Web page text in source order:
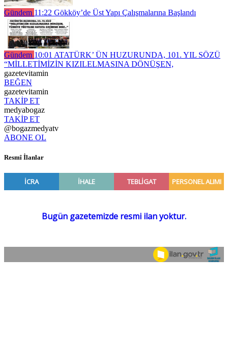
Gündem 11:22 Gökköy’de Üst Yapı Çalışmalarına Başlandı
Gündem 10:01 ATATÜRK’ ÜN HUZURUNDA, 101. YIL SÖZÜ
“MİLLETİMİZİN KIZILELMASINA DÖNÜŞEN,
gazetevitamin
BEĞEN
gazetevitamin
TAKİP ET
medyabogaz
TAKİP ET
@bogazmedyatv
ABONE OL
Resmî İlanlar